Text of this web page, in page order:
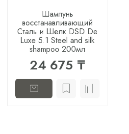
Шампунь
восстанавливающий
Сталь и Шелк DSD De
Luxe 5.1 Steel and silk
shampoo 200мл
24 675 ₸